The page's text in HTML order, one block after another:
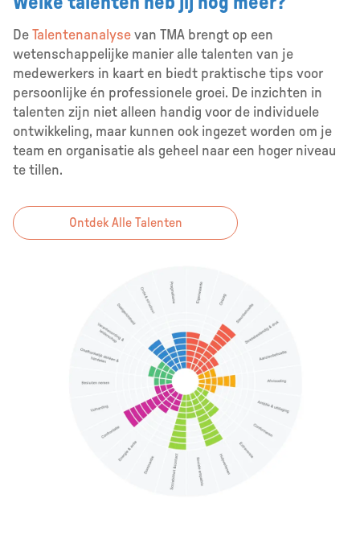
De Talentenanalyse van TMA brengt op een
wetenschappelijke manier alle talenten van je
medewerkers in kaart en biedt praktische tips voor
persoonlijke én professionele groei. De inzichten in
talenten zijn niet alleen handig voor de individuele
ontwikkeling, maar kunnen ook ingezet worden om je
team en organisatie als geheel naar een hoger niveau
te tillen.
Ontdek Alle Talenten